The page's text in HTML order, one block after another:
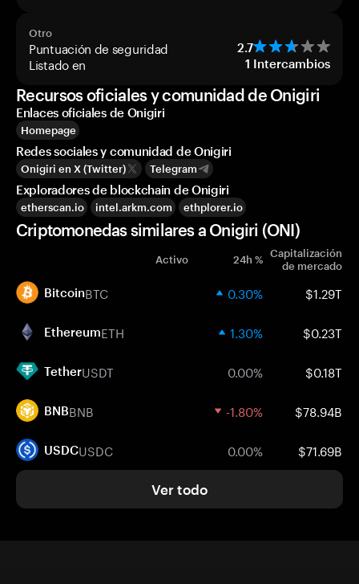
Otro
Puntuación de seguridad 2.7
Listado en 1 Intercambios
Recursos oficiales y comunidad de Onigiri
Enlaces oficiales de Onigiri
Homepage
Redes sociales y comunidad de Onigiri
Onigiri en X (Twitter) Telegram
Exploradores de blockchain de Onigiri
etherscan.io intel.arkm.com ethplorer.io
Criptomonedas similares a Onigiri (ONI)
Activo 24h % Capitalización
de mercado
BitcoinBTC 0.30% $1.29T
EthereumETH 1.30% $0.23T
TetherUSDT 0.00% $0.18T
BNBBNB -1.80% $78.94B
USDCUSDC 0.00% $71.69B
Ver todo